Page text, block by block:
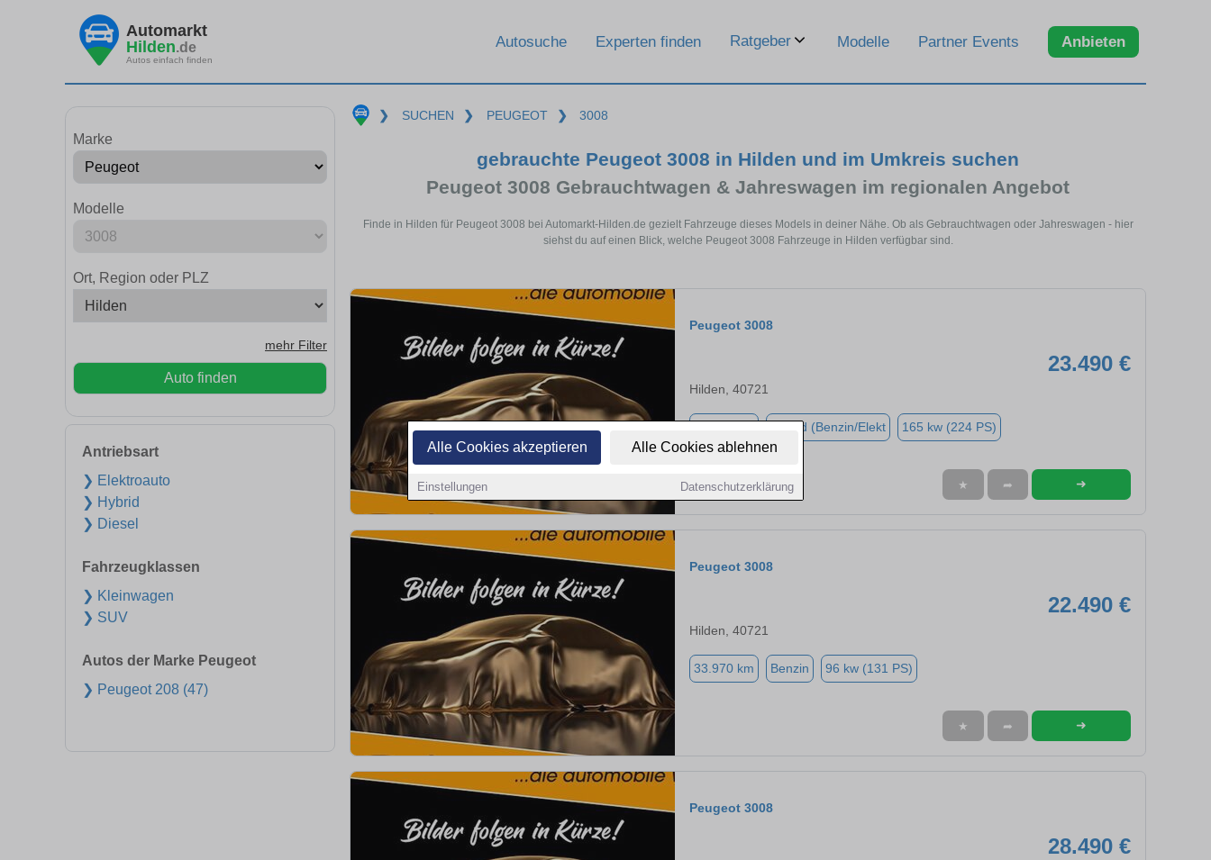
Alle Cookies akzeptieren Alle Cookies ablehnen
Einstellungen Datenschutzerklärung
Automarkt
Hilden.de
Autos einfach finden
Autosuche Experten finden Ratgeber Modelle Partner Events Anbieten
Marke
Modelle
Ort, Region oder PLZ
mehr Filter
Auto finden
Antriebsart
❯ Elektroauto
❯ Hybrid
❯ Diesel
Fahrzeugklassen
❯ Kleinwagen
❯ SUV
Autos der Marke Peugeot
❯ Peugeot 208 (47)
❯ SUCHEN ❯ PEUGEOT ❯ 3008
gebrauchte Peugeot 3008 in Hilden und im Umkreis suchen
Peugeot 3008 Gebrauchtwagen & Jahreswagen im regionalen Angebot
Finde in Hilden für Peugeot 3008 bei Automarkt-Hilden.de gezielt Fahrzeuge dieses Models in deiner Nähe. Ob als Gebrauchtwagen oder Jahreswagen - hier
siehst du auf einen Blick, welche Peugeot 3008 Fahrzeuge in Hilden verfügbar sind.
Peugeot 3008
23.490 €
Hilden, 40721
Hybrid (Benzin/Elekt 165 kw (224 PS)
★ ➦ ➜
Peugeot 3008
22.490 €
Hilden, 40721
33.970 km Benzin 96 kw (131 PS)
★ ➦ ➜
Peugeot 3008
28.490 €